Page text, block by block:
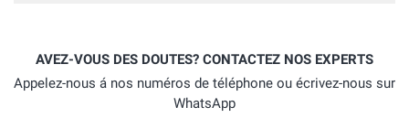
AVEZ-VOUS DES DOUTES? CONTACTEZ NOS EXPERTS
Appelez-nous á nos numéros de téléphone ou écrivez-nous sur
WhatsApp